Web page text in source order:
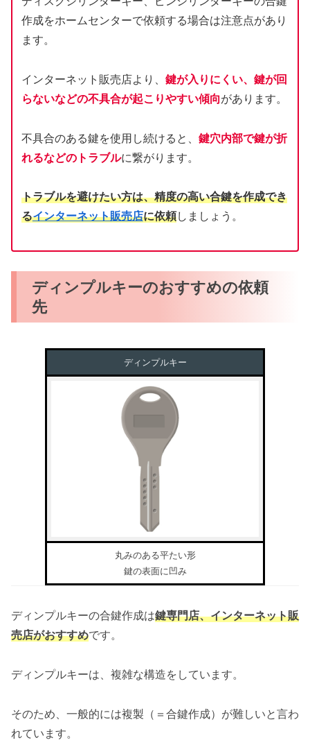
作成をホームセンターで依頼する場合は注意点があり
ます。
インターネット販売店より、 鍵が入りにくい、鍵が回
らないなどの不具合が起こりやすい傾向があります。
不具合のある鍵を使用し続けると、 鍵穴内部で鍵が折
れるなどのトラブルに繋がります。
トラブルを避けたい方は、精度の高い合鍵を作成でき
るインターネット販売店に依頼しましょう。
ディンプルキーのおすすめの依頼
先
ディンプルキー
丸みのある平たい形
鍵の表面に凹み
ディンプルキーの合鍵作成は鍵専門店、インターネット販
売店がおすすめです。
ディンプルキーは、複雑な構造をしています。
そのため、一般的には複製（＝合鍵作成）が難しいと言わ
れています。